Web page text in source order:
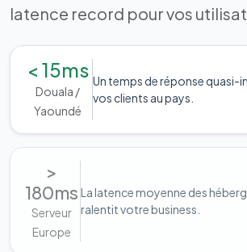
latence record pour vos
< 15ms
Douala /
Yaoundé
Un temps de réponse quasi-
vos clients au pays.
>
180ms
Serveur
Europe
La latence moyenne des
ralentit votre business.